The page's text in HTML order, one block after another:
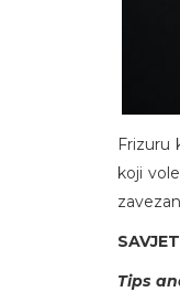
Frizuru
koji
Tips